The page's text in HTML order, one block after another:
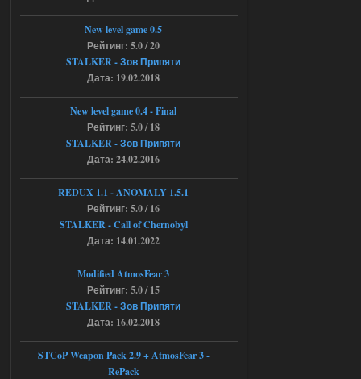
https://rutube.ru/video/50be34
6a53045b746b6f2d80812029a
3/?r=plemwd
Ответить ➤
04.08.2026
STCoP WP 3.4
Объединенный Пак 2 + OGSR +
STCoP WP 3.4
andreyforest1993
там есть опция расшириные
анимации нпс, я поставил
галочку но толку ноль, ни каких
анимаций нет, может это что-то другое,
не известно, больше нет ни каких таких
кнопок по поводу анимаций
New level game 0.5
Рейтинг: 5.0 / 20
STALKER - Зов Припяти
Дата: 19.02.2018
New level game 0.4 - Final
Рейтинг: 5.0 / 18
STALKER - Зов Припяти
Дата: 24.02.2016
REDUX 1.1​​​​​​​ - ANOMALY 1.5.1
Рейтинг: 5.0 / 16
STALKER - Call of Chernobyl
Дата: 14.01.2022
Modified AtmosFear 3
Рейтинг: 5.0 / 15
STALKER - Зов Припяти
Дата: 16.02.2018
STCoP Weapon Pack 2.9 + AtmosFear 3 -
RePack